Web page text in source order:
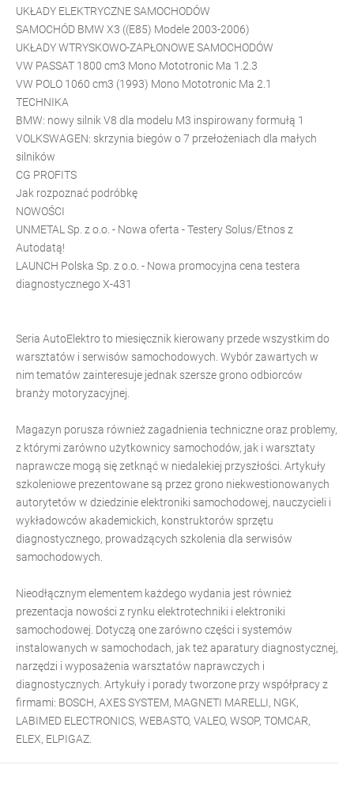
UKŁADY ELEKTRYCZNE SAMOCHODÓW
SAMOCHÓD BMW X3 ((E85) Modele 2003-2006)
UKŁADY WTRYSKOWO-ZAPŁONOWE SAMOCHODÓW
VW PASSAT 1800 cm3 Mono Mototronic Ma 1.2.3
VW POLO 1060 cm3 (1993) Mono Mototronic Ma 2.1
TECHNIKA
BMW: nowy silnik V8 dla modelu M3 inspirowany formułą 1
VOLKSWAGEN: skrzynia biegów o 7 przełożeniach dla małych
silników
CG PROFITS
Jak rozpoznać podróbkę
NOWOŚCI
UNMETAL Sp. z o.o. - Nowa oferta - Testery Solus/Etnos z
Autodatą!
LAUNCH Polska Sp. z o.o. - Nowa promocyjna cena testera
diagnostycznego X-431
Seria AutoElektro to miesięcznik kierowany przede wszystkim do
warsztatów i serwisów samochodowych. Wybór zawartych w
nim tematów zainteresuje jednak szersze grono odbiorców
branży motoryzacyjnej.
Magazyn porusza również zagadnienia techniczne oraz problemy,
z którymi zarówno użytkownicy samochodów, jak i warsztaty
naprawcze mogą się zetknąć w niedalekiej przyszłości. Artykuły
szkoleniowe prezentowane są przez grono niekwestionowanych
autorytetów w dziedzinie elektroniki samochodowej, nauczycieli i
wykładowców akademickich, konstruktorów sprzętu
diagnostycznego, prowadzących szkolenia dla serwisów
samochodowych.
Nieodłącznym elementem każdego wydania jest również
prezentacja nowości z rynku elektrotechniki i elektroniki
samochodowej. Dotyczą one zarówno części i systemów
instalowanych w samochodach, jak też aparatury diagnostycznej,
narzędzi i wyposażenia warsztatów naprawczych i
diagnostycznych. Artykuły i porady tworzone przy współpracy z
firmami: BOSCH, AXES SYSTEM, MAGNETI MARELLI, NGK,
LABIMED ELECTRONICS, WEBASTO, VALEO, WSOP, TOMCAR,
ELEX, ELPIGAZ.